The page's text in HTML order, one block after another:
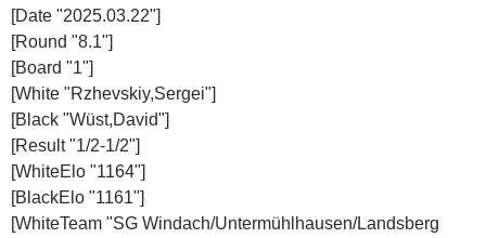
[Date "2025.03.22"]
[Round "8.1"]
[Board "1"]
[White "Rzhevskiy,Sergei"]
[Black "Wüst,David"]
[Result "1/2-1/2"]
[WhiteElo "1164"]
[BlackElo "1161"]
[WhiteTeam "SG Windach/Untermühlhausen/Landsberg